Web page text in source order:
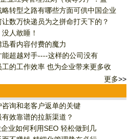
转型之路有哪些方面可供中国企业
让数万快递员为之拼命打天下的？
人敢睡！
迅看内容付费的魔力
能超越对手----这样的公司没有
的工作效率 也为企业带来更多收
更多>>
咨询和老客户返单的关键
效靠谱的拉新渠道？
业如何利用SEO 轻松做到几